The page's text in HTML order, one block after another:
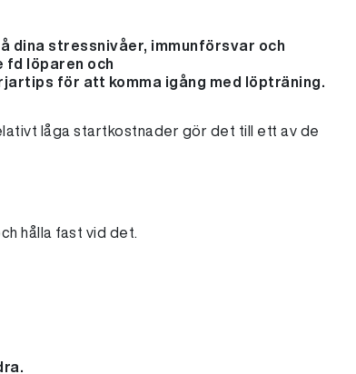
dina stressnivåer, immunförsvar och
fd löparen och
för att komma igång med löpträning.
låga startkostnader gör det till ett av de
hålla fast vid det.